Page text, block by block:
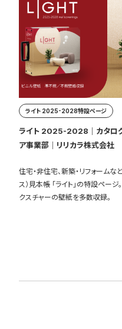
ライト 2025-2028特設ページ
ライト 2025-2028｜カタログ
ア事業部｜リリカラ株式会社
住宅・非住宅、新築・リフォーム
ス）見本帳 「ライト」の特設ペー
クスチャーの壁紙を多数収録。